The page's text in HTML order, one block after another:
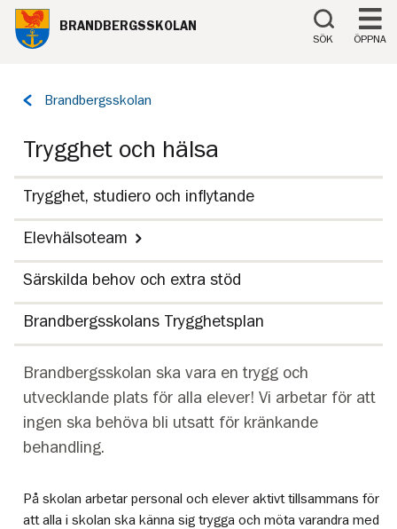
Till innehåll på sidan
BRANDBERGSSKOLAN
SÖK ÖPPNA
Tillbaka
Brandbergsskolan
Trygghet och hälsa
Trygghet, studiero och inflytande
Elevhälsoteam
Särskilda behov och extra stöd
Brandbergsskolans Trygghetsplan
Brandbergsskolan ska vara en trygg och
utvecklande plats för alla elever! Vi arbetar för att
ingen ska behöva bli utsatt för kränkande
behandling.
På skolan arbetar personal och elever aktivt tillsammans för
att alla i skolan ska känna sig trygga och möta varandra med